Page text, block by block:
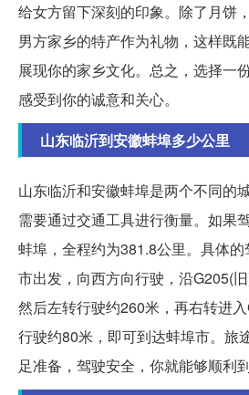
给女方留下深刻的印象。除了月饼
男方家乡的特产作为礼物，这样既
展现你的家乡文化。总之，选择一
感受到你的诚意和关心。
山东临沂到安徽蚌埠多少公里
山东临沂和安徽蚌埠是两个不同的
需要通过交通工具进行衡量。如果
蚌埠，全程约为381.8公里。具体
市出发，向西方向行驶，沿G205(
然后左转行驶约260米，再右转进
行驶约80米，即可到达蚌埠市。旅
足准备，驾驶安全，你就能够顺利